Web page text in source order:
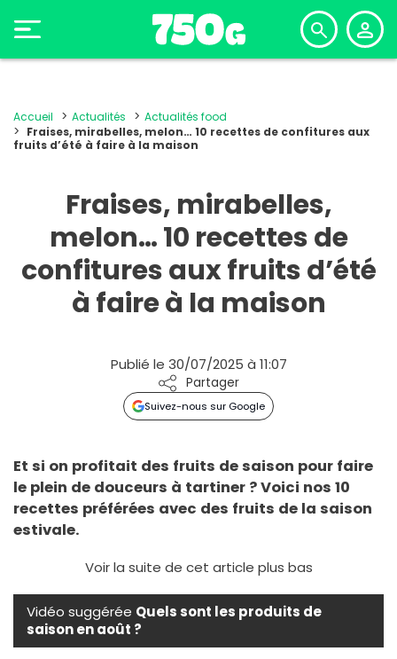
Accueil Actualités
Actualités food
Fraises, mirabelles, melon… 10 recettes de confitures aux
fruits d’été à faire à la maison
Fraises, mirabelles,
melon… 10 recettes de
confitures aux fruits d’été
à faire à la maison
Publié le 30/07/2025 à 11:07
Partager
Suivez-nous sur Google
Et si on profitait des fruits de saison pour faire
le plein de douceurs à tartiner ? Voici nos 10
recettes préférées avec des fruits de la saison
estivale.
Voir la suite de cet article plus bas
Vidéo suggérée Quels sont les produits de
saison en août ?